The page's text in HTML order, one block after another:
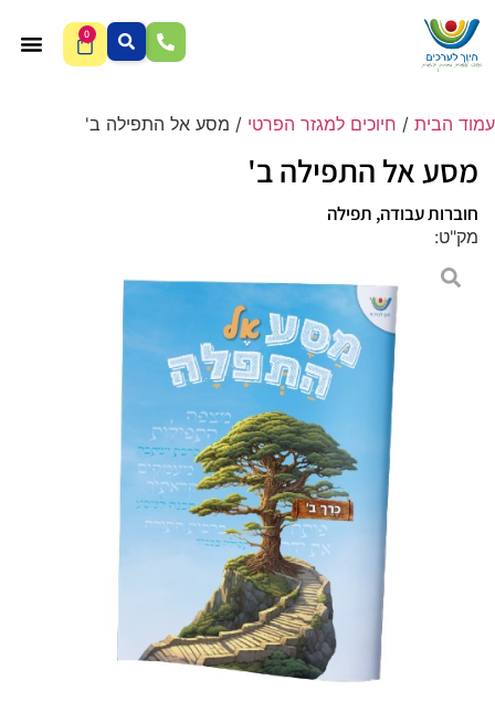
0
עמוד הבית / חיוכים למגזר הפרטי / מסע אל התפילה ב'
מסע אל התפילה ב'
חוברות עבודה, תפילה
מק"ט: